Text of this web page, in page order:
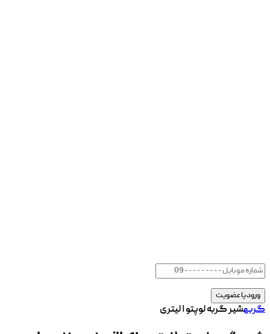
گربهشیر گربه لوپتو ۱ لیتری